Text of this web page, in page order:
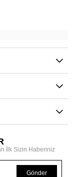
İlk Sizin Haberiniz
Gönder